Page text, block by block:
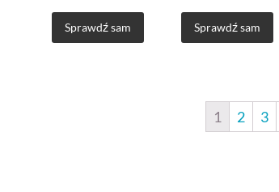
Sprawdź sam Sprawdź sam
1 2 3